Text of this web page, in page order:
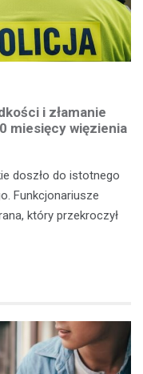
i złamanie
miesięcy więzienia
doszło do istotnego
Funkcjonariusze
który przekroczył